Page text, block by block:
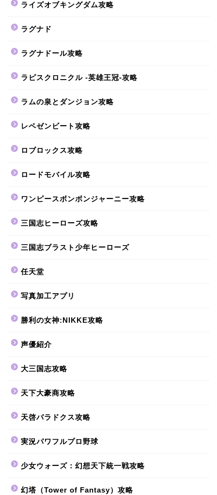
ライズオブキングダム攻略
ラグナド
ラグナドール攻略
ラピスクロニクル -英雄王冠-攻略
ラムの泉とダンジョン攻略
レペゼンビート攻略
ロブロックス攻略
ロードモバイル攻略
ワンピースボンボンジャーニー攻略
三国志ヒーローズ攻略
三国志ブラスト少年ヒーローズ
任天堂
写真加工アプリ
勝利の女神:NIKKE攻略
声優紹介
大三国志攻略
天下大豪商攻略
天啓パラドクス攻略
実況パワフルプロ野球
少女ウォーズ：幻想天下統一戦攻略
幻塔（Tower of Fantasy）攻略